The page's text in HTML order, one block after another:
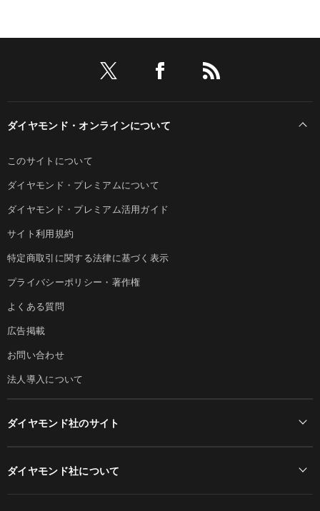
ダイヤモンド・オンラインについて
このサイトについて
ダイヤモンド・プレミアムについて
ダイヤモンド・プレミアム活用ガイド
サイト利用規約
特定商取引に関する法律に基づく表示
プライバシーポリシー・著作権
よくある質問
広告掲載
お問い合わせ
法人導入について
ダイヤモンド社のサイト
ダイヤモンド社について